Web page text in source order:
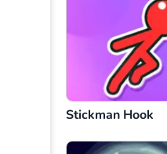
Stickman Hook